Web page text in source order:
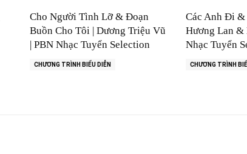
Cho Người Tình Lỡ & Đoạn
Buồn Cho Tôi | Dương Triệu Vũ
| PBN Nhạc Tuyển Selection
CHƯƠNG TRÌNH BIỂU DIỄN
Các Anh Đi &
Hương Lan &
Nhạc Tuyển
CHƯƠNG TRÌNH